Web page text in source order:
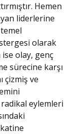
Hemen
liderlerine
olarak
olay, genç
sürecine karşı
çizmiş ve
eylemleri